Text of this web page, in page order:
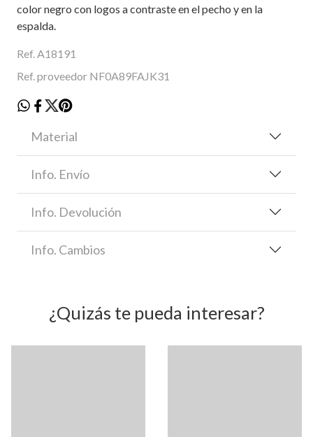
color negro con logos a contraste en el pecho y en la
espalda.
Ref. A18191
Ref. proveedor NF0A89FAJK31
Material
Info. Envío
Info. Devolución
Info. Cambios
¿Quizás te pueda interesar?